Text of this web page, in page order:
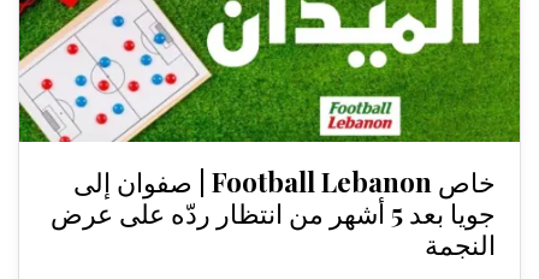
خاص Football Lebanon | صفوان إلى
جويا بعد 5 أشهر من انتظار ردّه على عرض
النجمة